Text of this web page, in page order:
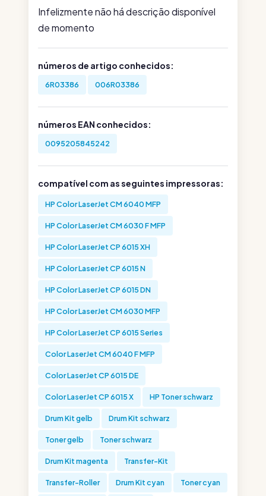
Infelizmente não há descrição disponível
de momento
números de artigo conhecidos:
6R03386 006R03386
números EAN conhecidos:
0095205845242
compatível com as seguintes impressoras:
HP Color LaserJet CM 6040 MFP
HP Color LaserJet CM 6030 F MFP
HP Color LaserJet CP 6015 XH
HP Color LaserJet CP 6015 N
HP Color LaserJet CP 6015 DN
HP Color LaserJet CM 6030 MFP
HP Color LaserJet CP 6015 Series
Color LaserJet CM 6040 F MFP
Color LaserJet CP 6015 DE
Color LaserJet CP 6015 X HP Toner schwarz
Drum Kit gelb Drum Kit schwarz
Toner gelb Toner schwarz
Drum Kit magenta Transfer-Kit
Transfer-Roller Drum Kit cyan Toner cyan